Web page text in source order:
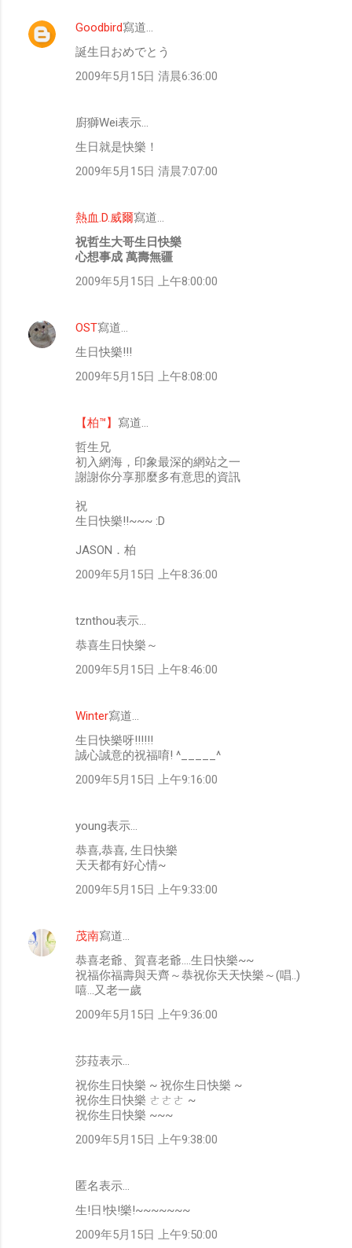
Goodbird寫道…
誕生日おめでとう
2009年5月15日 清晨6:36:00
廚獅Wei表示…
生日就是快樂！
2009年5月15日 清晨7:07:00
熱血.D.威爾寫道…
祝哲生大哥生日快樂
心想事成 萬壽無疆
2009年5月15日 上午8:00:00
OST寫道…
生日快樂!!!
2009年5月15日 上午8:08:00
【柏™】 寫道…
哲生兄
初入網海，印象最深的網站之一
謝謝你分享那麼多有意思的資訊
祝
生日快樂!!~~~ :D
JASON．柏
2009年5月15日 上午8:36:00
tznthou表示…
恭喜生日快樂～
2009年5月15日 上午8:46:00
Winter寫道…
生日快樂呀!!!!!!
誠心誠意的祝福唷! ^_____^
2009年5月15日 上午9:16:00
young表示…
恭喜,恭喜, 生日快樂
天天都有好心情~
2009年5月15日 上午9:33:00
茂南寫道…
恭喜老爺、賀喜老爺....生日快樂~~
祝福你福壽與天齊～恭祝你天天快樂～(唱..)
嘻...又老一歲
2009年5月15日 上午9:36:00
莎菈表示…
祝你生日快樂 ~ 祝你生日快樂 ~
祝你生日快樂 ㄜㄜㄜ ~
祝你生日快樂 ~~~
2009年5月15日 上午9:38:00
匿名表示…
生!日!快!樂!~~~~~~~
2009年5月15日 上午9:50:00